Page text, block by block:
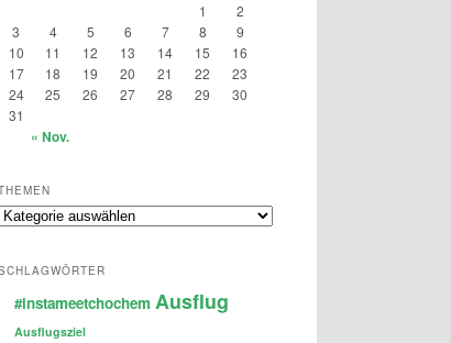
1
2
3
4 5 6 7 8
9
10
11 12 13 14 15
16
17
18 19 20 21 22
23
24
25 26 27 28 29
30
31
« Nov.
Themen
#instameetchochem Ausflug
Ausflugsziel